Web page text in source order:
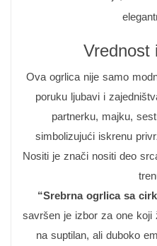
Vrednost
Ova ogrlica nije samo
poruku ljubavi i
partnerku, majku,
simbolizujući iskrenu
Nositi je znači nositi deo
“Srebrna ogrlica sa
savršen je izbor za one koji
na suptilan, ali duboko